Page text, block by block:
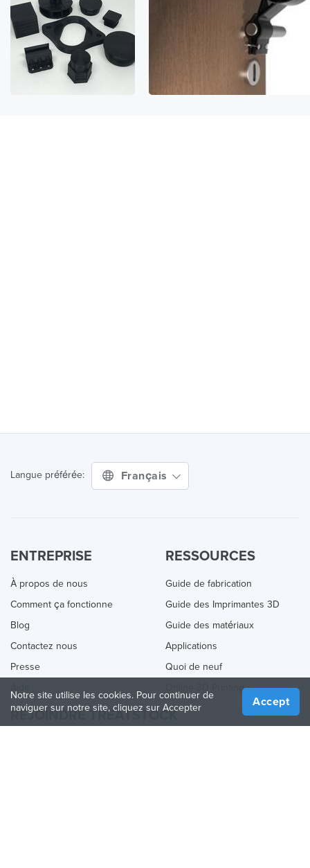
Langue préférée: Français
ENTREPRISE
À propos de nous
Comment ça fonctionne
Blog
Contactez nous
Presse
RESSOURCES
Guide de fabrication
Guide des Imprimantes 3D
Guide des matériaux
Applications
Quoi de neuf
Online 3D Printing
REJOINDRE TREATSTOCK
Notre site utilise les cookies. Pour continuer de
naviguer sur notre site, cliquez sur Accepter
Accept